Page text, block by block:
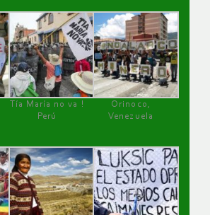
Tía María no va !
Perú
Orinoco,
Venezuela